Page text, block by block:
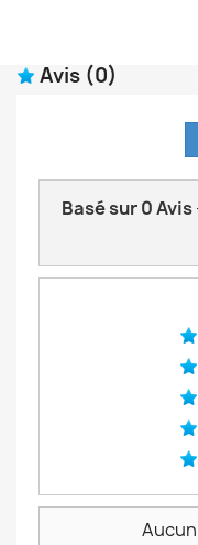
Avis (0)
Basé sur0Avis